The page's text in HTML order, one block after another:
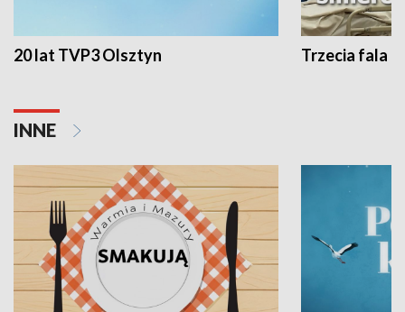
20 lat TVP3 Olsztyn Trzecia fala -
INNE